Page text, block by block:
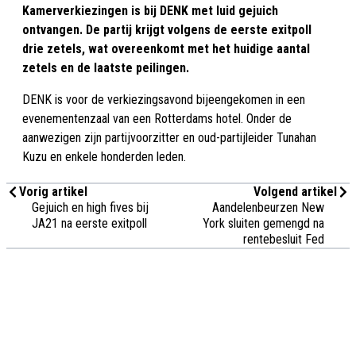
Kamerverkiezingen is bij DENK met luid gejuich
ontvangen. De partij krijgt volgens de eerste exitpoll
drie zetels, wat overeenkomt met het huidige aantal
zetels en de laatste peilingen.
DENK is voor de verkiezingsavond bijeengekomen in een
evenementenzaal van een Rotterdams hotel. Onder de
aanwezigen zijn partijvoorzitter en oud-partijleider Tunahan
Kuzu en enkele honderden leden.
Vorig artikel
Gejuich en high fives bij
JA21 na eerste exitpoll
Volgend artikel
Aandelenbeurzen New
York sluiten gemengd na
rentebesluit Fed